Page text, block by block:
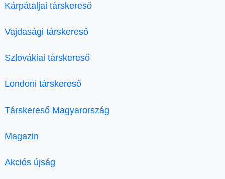
Kárpátaljai társkereső
Vajdasági társkereső
Szlovákiai társkereső
Londoni társkereső
Társkereső Magyarország
Magazin
Akciós újság